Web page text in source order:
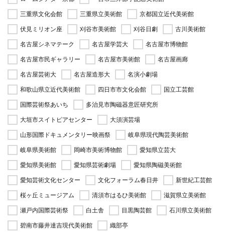
三重県文化会館
三重県立美術館
京都国立近代美術館
伏見ミリオン座
刈谷市美術館 刈谷日劇
古川美術館
名古屋シネマテーク
名古屋学芸大
名古屋市博物館
名古屋市民ギャラリー
名古屋市美術館
名古屋画廊
名古屋芸術大
名古屋造形大
名演小劇場
和歌山県立近代美術館
四日市市文化会館
国立工芸館
国際芸術祭あいち
多治見市陶磁器意匠研究所
大垣市スイトピアセンター
大須演芸場
山形国際ドキュメンタリー映画祭
岐阜県現代陶芸美術館
岐阜県美術館
岡崎市美術博物館
愛知県立芸大
愛知県美術館
愛知県芸術劇場
愛知県陶磁美術館
愛知芸術文化センター
文化フォーラム春日井
新世紀工芸館
桜ヶ丘ミュージアム
清須市はるひ美術館
滋賀県立美術館
瀬戸内国際芸術祭
白土舎 目黒陶芸館
石川県立美術館
碧南市藤井達吉現代美術館
織部亭